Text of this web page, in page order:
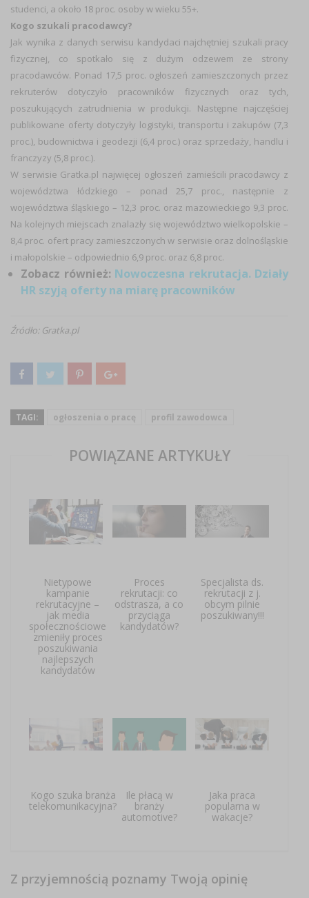
studenci, a około 18 proc. osoby w wieku 55+.
Kogo szukali pracodawcy?
Jak wynika z danych serwisu kandydaci najchętniej szukali pracy
fizycznej, co spotkało się z dużym odzewem ze strony
pracodawców. Ponad 17,5 proc. ogłoszeń zamieszczonych przez
rekruterów dotyczyło pracowników fizycznych oraz tych,
poszukujących zatrudnienia w produkcji. Następne najczęściej
publikowane oferty dotyczyły logistyki, transportu i zakupów (7,3
proc.), budownictwa i geodezji (6,4 proc.) oraz sprzedaży, handlu i
franczyzy (5,8 proc.).
W serwisie Gratka.pl najwięcej ogłoszeń zamieścili pracodawcy z
województwa łódzkiego – ponad 25,7 proc., następnie z
województwa śląskiego – 12,3 proc. oraz mazowieckiego 9,3 proc.
Na kolejnych miejscach znalazły się województwo wielkopolskie –
8,4 proc. ofert pracy zamieszczonych w serwisie oraz dolnośląskie
i małopolskie – odpowiednio 6,9 proc. oraz 6,8 proc.
Zobacz również: Nowoczesna rekrutacja. Działy
HR szyją oferty na miarę pracowników
Źródło: Gratka.pl
TAGI: ogłoszenia o pracę profil zawodowca
POWIĄZANE ARTYKUŁY
Nietypowe
kampanie
rekrutacyjne –
jak media
społecznościowe
zmieniły proces
poszukiwania
najlepszych
kandydatów
Proces
rekrutacji: co
odstrasza, a co
przyciąga
kandydatów?
Specjalista ds.
rekrutacji z j.
obcym pilnie
poszukiwany!!!
Kogo szuka branża
telekomunikacyjna?
Ile płacą w
branży
automotive?
Jaka praca
popularna w
wakacje?
Z przyjemnością poznamy Twoją opinię